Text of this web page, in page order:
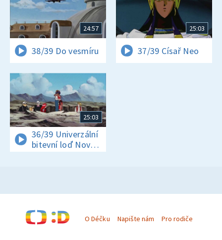
24:57
38/39 Do vesmíru
25:03
37/39 Císař Neo
25:03
36/39 Univerzální
bitevní loď Nový
Nautilus
O Déčku Napište nám Pro rodiče